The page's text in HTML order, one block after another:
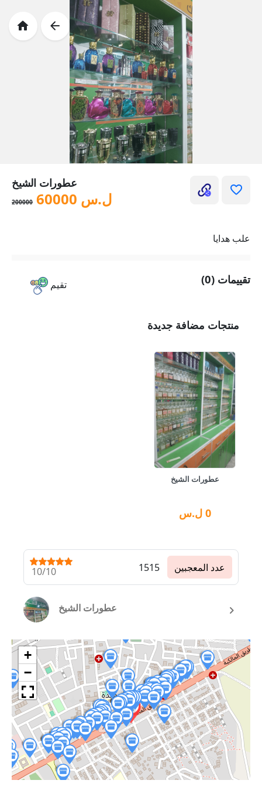
عطورات الشيخ
ل.س 60000
200000
علب هدايا
تقيم تقييمات (0)
منتجات مضافة جديدة
عطورات الشيخ
0 ل.س
10/10 1515 عدد المعجبين
عطورات الشيخ
+
−